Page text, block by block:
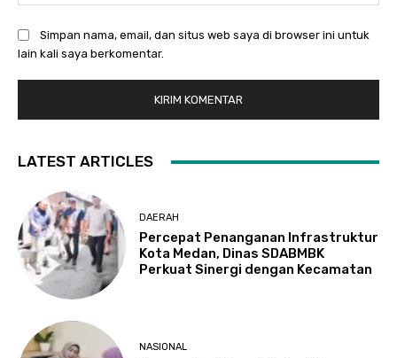
Simpan nama, email, dan situs web saya di browser ini untuk
lain kali saya berkomentar.
LATEST ARTICLES
DAERAH
Percepat Penanganan Infrastruktur
Kota Medan, Dinas SDABMBK
Perkuat Sinergi dengan Kecamatan
NASIONAL